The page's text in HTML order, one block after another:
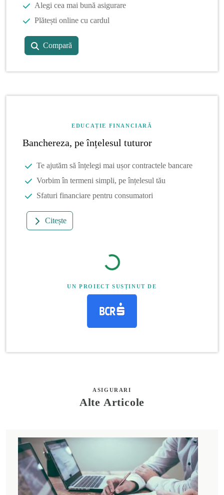
Alegi cea mai bună asigurare
Plătești online cu cardul
Compară
EDUCAȚIE FINANCIARĂ
Banchereza, pe înțelesul tuturor
Te ajutăm să înțelegi mai ușor contractele bancare
Vorbim în termeni simpli, pe înțelesul tău
Sfaturi financiare pentru consumatori
Citește
UN PROIECT SUSȚINUT DE
ASIGURARI
Alte Articole